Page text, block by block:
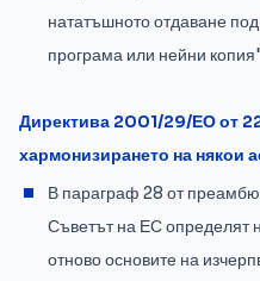
нататъшното отдаване
програма или нейни копия"
Директива 2001/29/ЕО от
хармонизирането на някои
В параграф 28 от
Съветът на ЕС определят
отново основите на